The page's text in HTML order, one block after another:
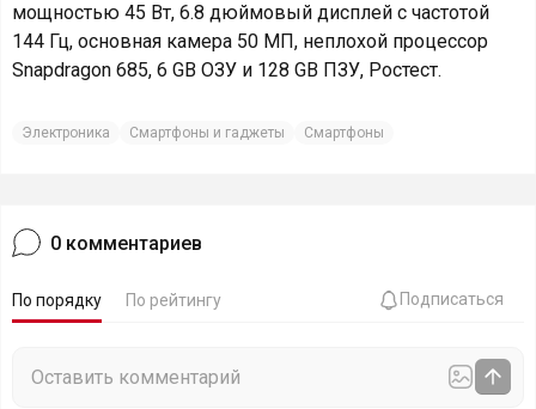
мощностью 45 Вт, 6.8 дюймовый дисплей с частотой
144 Гц, основная камера 50 МП, неплохой процессор
Snapdragon 685, 6 GB ОЗУ и 128 GB ПЗУ, Ростест.
Электроника Смартфоны и гаджеты Смартфоны
0 комментариев
По порядку По рейтингу Подписаться